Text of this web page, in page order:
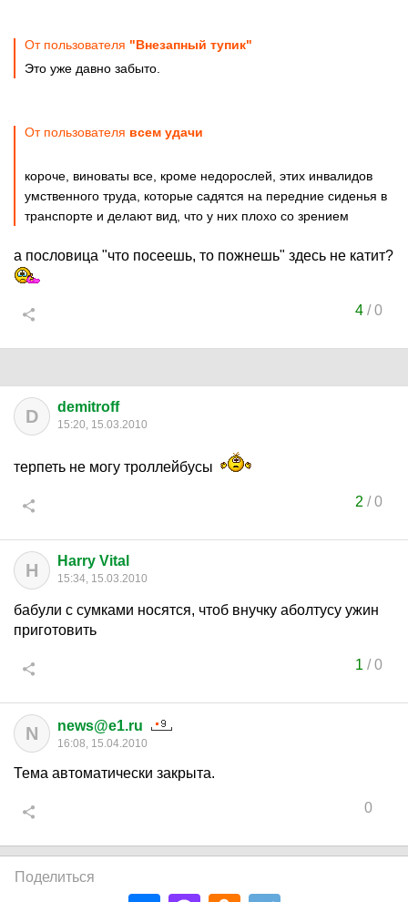
От пользователя "Внезапный тупик"
Это уже давно забыто.
От пользователя всем удачи
короче, виноваты все, кроме недорослей, этих инвалидов
умственного труда, которые садятся на передние сиденья в
транспорте и делают вид, что у них плохо со зрением
а пословица "что посеешь, то пожнешь" здесь не катит?
4/0
D demitroff
15:20, 15.03.2010
терпеть не могу троллейбусы
2 /0
H Harry Vital
15:34, 15.03.2010
бабули с сумками носятся, чтоб внучку аболтусу ужин
приготовить
1 /0
N news@e1.ru
16:08, 15.04.2010
Тема автоматически закрыта.
0
Поделиться